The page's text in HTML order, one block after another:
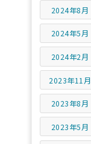
2024年8月
2024年5月
2024年2月
2023年11月
2023年8月
2023年5月